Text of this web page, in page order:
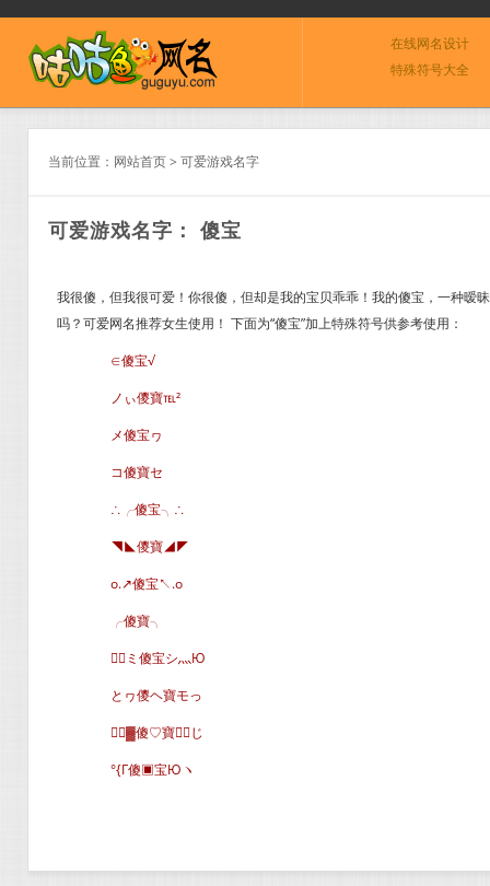
在线网名设计
特殊符号大全
当前位置： 网站首页> 可爱游戏名字
可爱游戏名字： 傻宝
我很傻，但我很可爱！你很傻，但却是我的宝贝乖乖！我的傻宝，一种暧
吗？可爱网名推荐女生使用！ 下面为“傻宝”加上特殊符号供参考使用：
∈傻宝√
ノぃ儍寶℡²
メ傻宝ヮ
コ傻寶セ
∴╭傻宝╮∴
◥◣儍寶◢◤
o.↗傻宝↖.o
╭傻寶╮
╭ミ傻宝シ灬Ю
とヮ儍ヘ寶モっ
╭▓傻♡寶∈じ
°{Г傻▣宝Юヽ